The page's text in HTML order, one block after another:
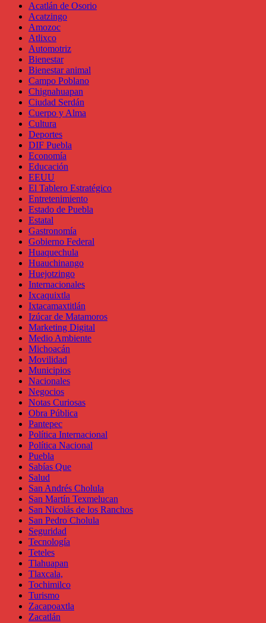
Acatlán de Osorio
Acatzingo
Amozoc
Atlixco
Automotriz
Bienestar
Bienestar animal
Campo Poblano
Chignahuapan
Ciudad Serdán
Cuerpo y Alma
Cultura
Deportes
DIF Puebla
Economía
Educación
EEUU
El Tablero Estratégico
Entretenimiento
Estado de Puebla
Estatal
Gastronomía
Gobierno Federal
Huaquechula
Huauchinango
Huejotzingo
Internacionales
Ixcaquixtla
Ixtacamaxtitlán
Izúcar de Matamoros
Marketing Digital
Medio Ambiente
Michoacán
Movilidad
Municipios
Nacionales
Negocios
Notas Curiosas
Obra Pública
Pantepec
Política Internacional
Política Nacional
Puebla
Sabías Que
Salud
San Andrés Cholula
San Martín Texmelucan
San Nicolás de los Ranchos
San Pedro Cholula
Seguridad
Tecnología
Teteles
Tlahuapan
Tlaxcala,
Tochimilco
Turismo
Zacapoaxtla
Zacatlán